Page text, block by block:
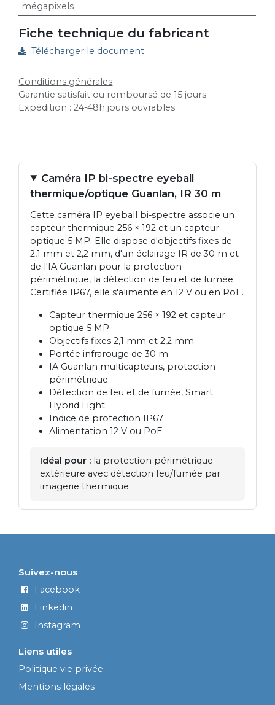
mégapixels
Fiche technique du fabricant
Télécharger le document
Conditions générales
Garantie satisfait ou remboursé de 15 jours
Expédition : 24-48h jours ouvrables
Caméra IP bi-spectre eyeball
thermique/optique Guanlan, IR 30 m
Cette caméra IP eyeball bi-spectre associe un
capteur thermique 256 × 192 et un capteur
optique 5 MP. Elle dispose d'objectifs fixes de
2,1 mm et 2,2 mm, d'un éclairage IR de 30 m et
de l'IA Guanlan pour la protection
périmétrique, la détection de feu et de fumée.
Certifiée IP67, elle s'alimente en 12 V ou en PoE.
Capteur thermique 256 × 192 et capteur
optique 5 MP
Objectifs fixes 2,1 mm et 2,2 mm
Portée infrarouge de 30 m
IA Guanlan multicapteurs, protection
périmétrique
Détection de feu et de fumée, Smart
Hybrid Light
Indice de protection IP67
Alimentation 12 V ou PoE
Idéal pour : la protection périmétrique
extérieure avec détection feu/fumée par
imagerie thermique.
Liens utiles
Politique vie privée
Mentions légales
Suivez-nous
Facebook
Linkedin
Instagram